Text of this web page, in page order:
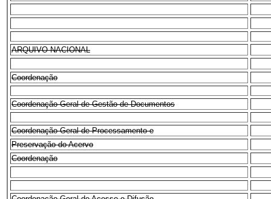
ARQUIVO NACIONAL
Coordenação
Coordenação-Geral de Gestão de Documentos
Coordenação-Geral de Processamento e
Preservação do Acervo
Coordenação